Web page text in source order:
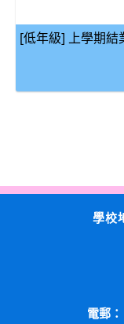
[低年級] 上學期結
學校
電郵：